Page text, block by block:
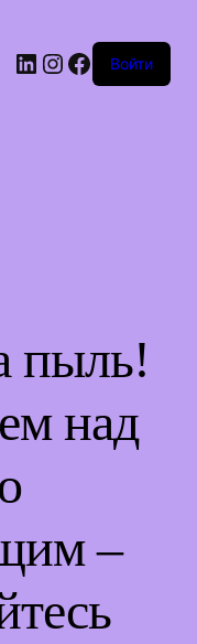
LinkedIn
Instagram
Facebook
Войти
пыль!
над
–